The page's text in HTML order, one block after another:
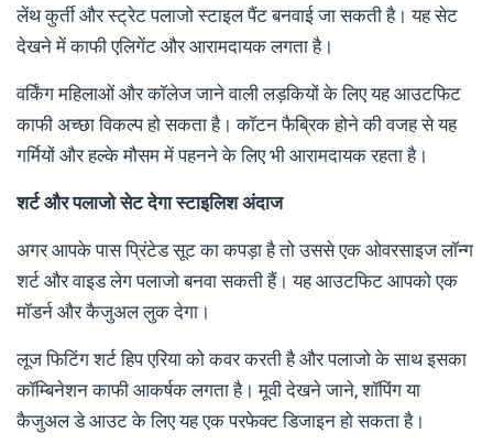
लेंथ कुर्ती और स्ट्रेट पलाजो स्टाइल पैंट बनवाई जा सकती है। यह सेट
देखने में काफी एलिगेंट और आरामदायक लगता है।
वर्किंग महिलाओं और कॉलेज जाने वाली लड़कियों के लिए यह आउटफिट
काफी अच्छा विकल्प हो सकता है। कॉटन फैब्रिक होने की वजह से यह
गर्मियों और हल्के मौसम में पहनने के लिए भी आरामदायक रहता है।
शर्ट और पलाजो सेट देगा स्टाइलिश अंदाज
अगर आपके पास प्रिंटेड सूट का कपड़ा है तो उससे एक ओवरसाइज लॉन्ग
शर्ट और वाइड लेग पलाजो बनवा सकती हैं। यह आउटफिट आपको एक
मॉडर्न और कैजुअल लुक देगा।
लूज फिटिंग शर्ट हिप एरिया को कवर करती है और पलाजो के साथ इसका
कॉम्बिनेशन काफी आकर्षक लगता है। मूवी देखने जाने, शॉपिंग या
कैजुअल डे आउट के लिए यह एक परफेक्ट डिजाइन हो सकता है।